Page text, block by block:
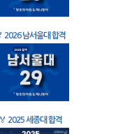
2026 남서울대 합격
🏅 2025 세종대 합격